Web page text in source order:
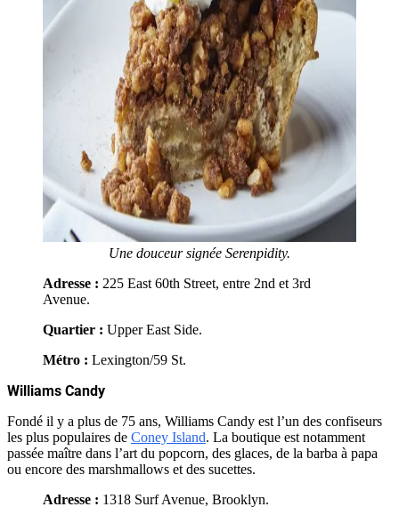
Une douceur signée Serenpidity.
Adresse : 225 East 60th Street, entre 2nd et 3rd
Avenue.
Quartier : Upper East Side.
Métro : Lexington/59 St.
Williams Candy
Fondé il y a plus de 75 ans, Williams Candy est l’un des confiseurs
les plus populaires de Coney Island. La boutique est notamment
passée maître dans l’art du popcorn, des glaces, de la barba à papa
ou encore des marshmallows et des sucettes.
Adresse : 1318 Surf Avenue, Brooklyn.